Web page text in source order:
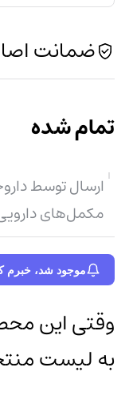
ضمانت
تمام شده
ارسال توسط
مکمل‌های
موجود شد، خبرم
وقتی این
به لیست